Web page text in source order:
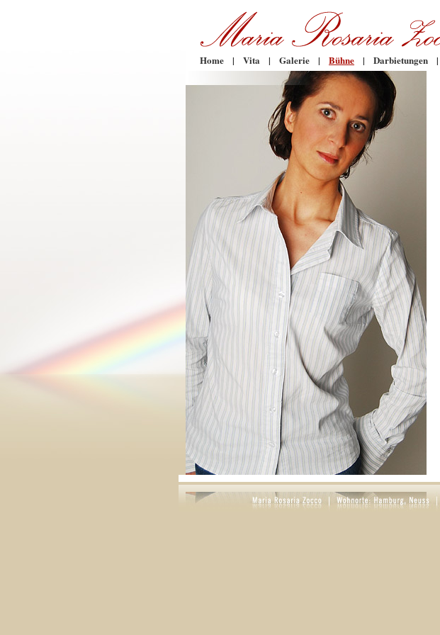
Home | Vita | Galerie | Bühne | Darbietungen |